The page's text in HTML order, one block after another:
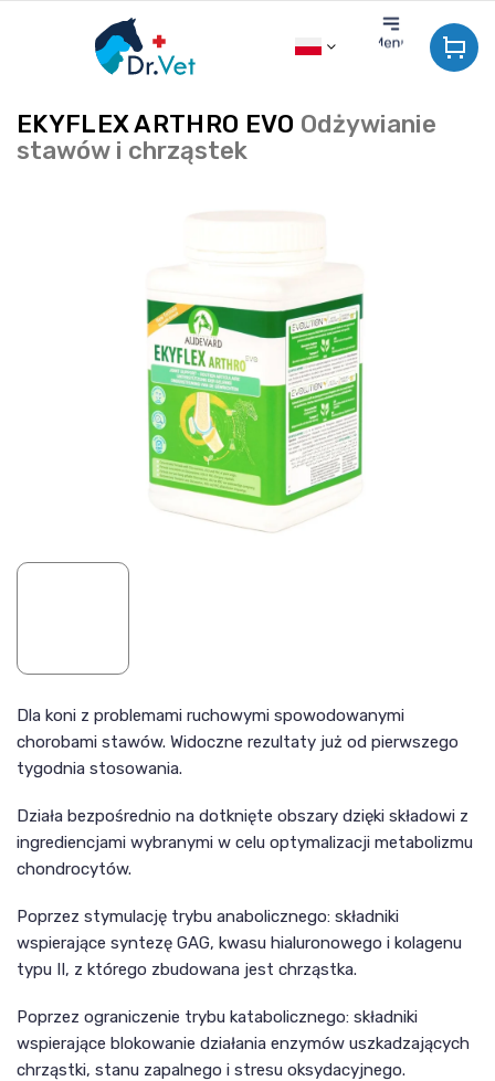
EKYFLEX ARTHRO EVO Odżywianie
stawów i chrząstek
Dla koni z problemami ruchowymi spowodowanymi
chorobami stawów. Widoczne rezultaty już od pierwszego
tygodnia stosowania.
Działa bezpośrednio na dotknięte obszary dzięki składowi z
ingrediencjami wybranymi w celu optymalizacji metabolizmu
chondrocytów.
Poprzez stymulację trybu anabolicznego: składniki
wspierające syntezę GAG, kwasu hialuronowego i kolagenu
typu II, z którego zbudowana jest chrząstka.
Poprzez ograniczenie trybu katabolicznego: składniki
wspierające blokowanie działania enzymów uszkadzających
chrząstki, stanu zapalnego i stresu oksydacyjnego.